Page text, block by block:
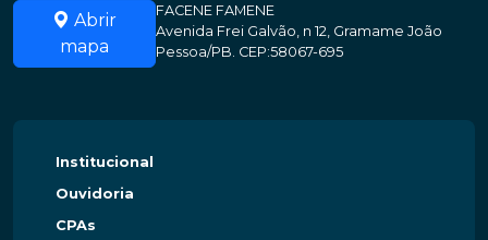
Abrir
mapa
FACENE FAMENE
Avenida Frei Galvão, n 12, Gramame João
Pessoa/PB. CEP:58067-695
Institucional
Ouvidoria
CPAs